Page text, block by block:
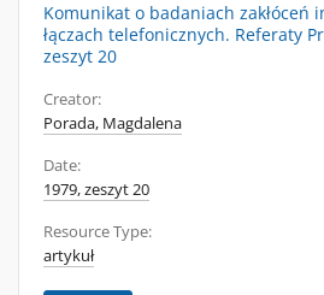
Komunikat o badaniach zakłóceń
łączach telefonicznych. Referaty
zeszyt 20
Creator:
Porada, Magdalena
Date:
1979, zeszyt 20
Resource Type:
artykuł